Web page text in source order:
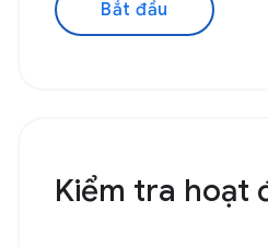
Bắt đầu
Kiểm tra hoạt